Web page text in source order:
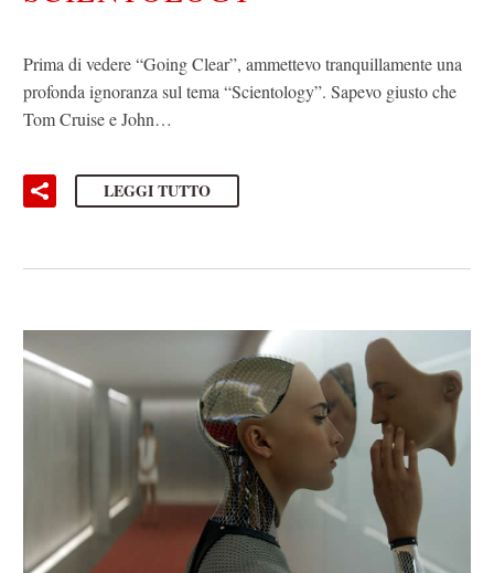
Prima di vedere “Going Clear”, ammettevo tranquillamente una
profonda ignoranza sul tema “Scientology”. Sapevo giusto che
Tom Cruise e John…
LEGGI TUTTO